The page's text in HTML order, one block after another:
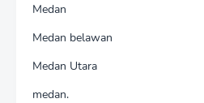
Medan
Medan belawan
Medan Utara
medan.